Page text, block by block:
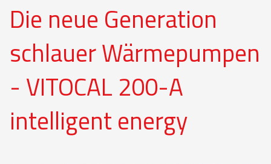
Die neue Generation
schlauer Wärmepumpen
- VITOCAL 200-A
intelligent energy